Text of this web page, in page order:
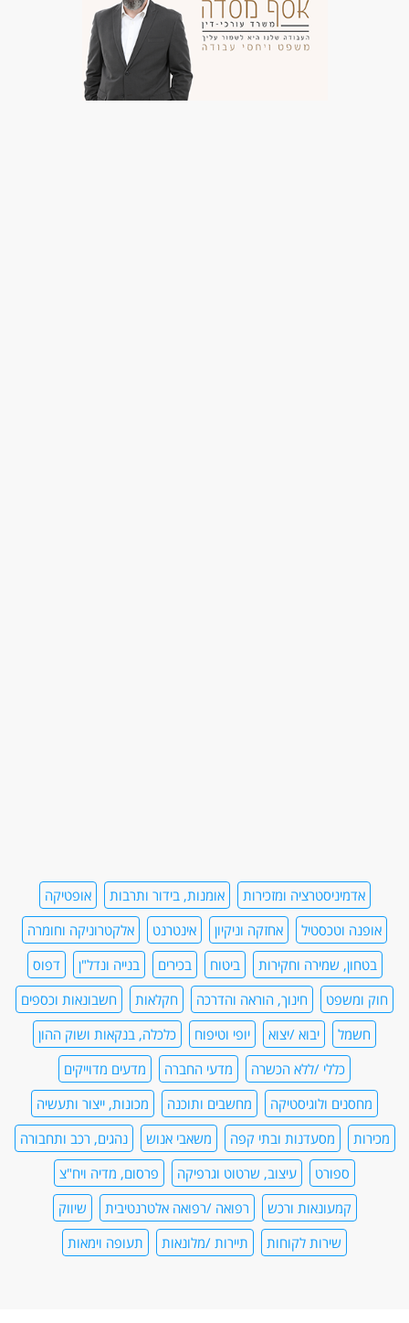
אדמיניסטרציה ומזכירות אומנות, בידור ותרבות
אופטיקה
אופנה וטכסטיל
אחזקה וניקיון אינטרנט
אלקטרוניקה וחומרה
בטחון, שמירה וחקירות
ביטוח בכירים בנייה ונדל"ן
דפוס
חוק ומשפט
חינוך, הוראה והדרכה חקלאות
חשבונאות וכספים
חשמל
יבוא /יצוא יופי וטיפוח
כלכלה, בנקאות ושוק ההון
כללי /ללא הכשרה
מדעי החברה
מדעים מדוייקים
מחסנים ולוגיסטיקה
מחשבים ותוכנה
מכונות, ייצור ותעשיה
מכירות
מסעדנות ובתי קפה משאבי אנוש
נהגים, רכב ותחבורה
ספורט
עיצוב, שרטוט וגרפיקה
פרסום, מדיה ויח"צ
קמעונאות ורכש
רפואה /רפואה אלטרנטיבית
שיווק
שירות לקוחות
תיירות /מלונאות תעופה וימאות